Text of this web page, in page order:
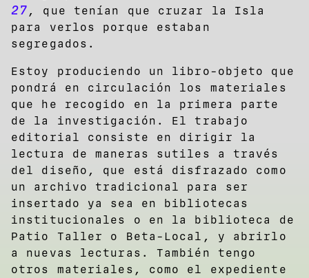
27 , que tenían que cruzar la Isla
para verlos porque estaban
segregados.
Estoy produciendo un libro-objeto que
pondrá en circulación los materiales
que he recogido en la primera parte
de la investigación. El trabajo
editorial consiste en dirigir la
lectura de maneras sutiles a través
del diseño, que está disfrazado como
un archivo tradicional para ser
insertado ya sea en bibliotecas
institucionales o en la biblioteca de
Patio Taller o Beta-Local, y abrirlo
a nuevas lecturas. También tengo
otros materiales, como el expediente